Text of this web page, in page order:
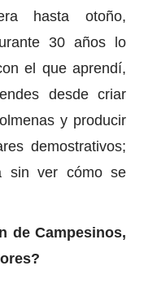
hasta otoño,
30 años lo
el que aprendí,
desde criar
y producir
demostrativos;
sin ver cómo se
de Campesinos,